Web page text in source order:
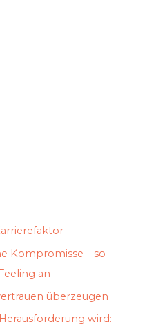
Kompromisse – so
an
überzeugen
wird: